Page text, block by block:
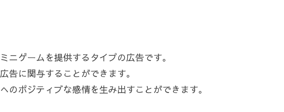
ニゲームを提供するタイプの広告です。
告に関与することができます。
のポジティブな感情を生み出すことができます。